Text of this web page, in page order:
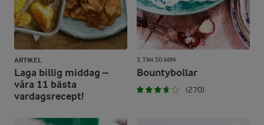
ARTIKEL
Laga billig middag –
våra 11 bästa
vardagsrecept!
1 TIM 30 MIN
Bountybollar
(270)